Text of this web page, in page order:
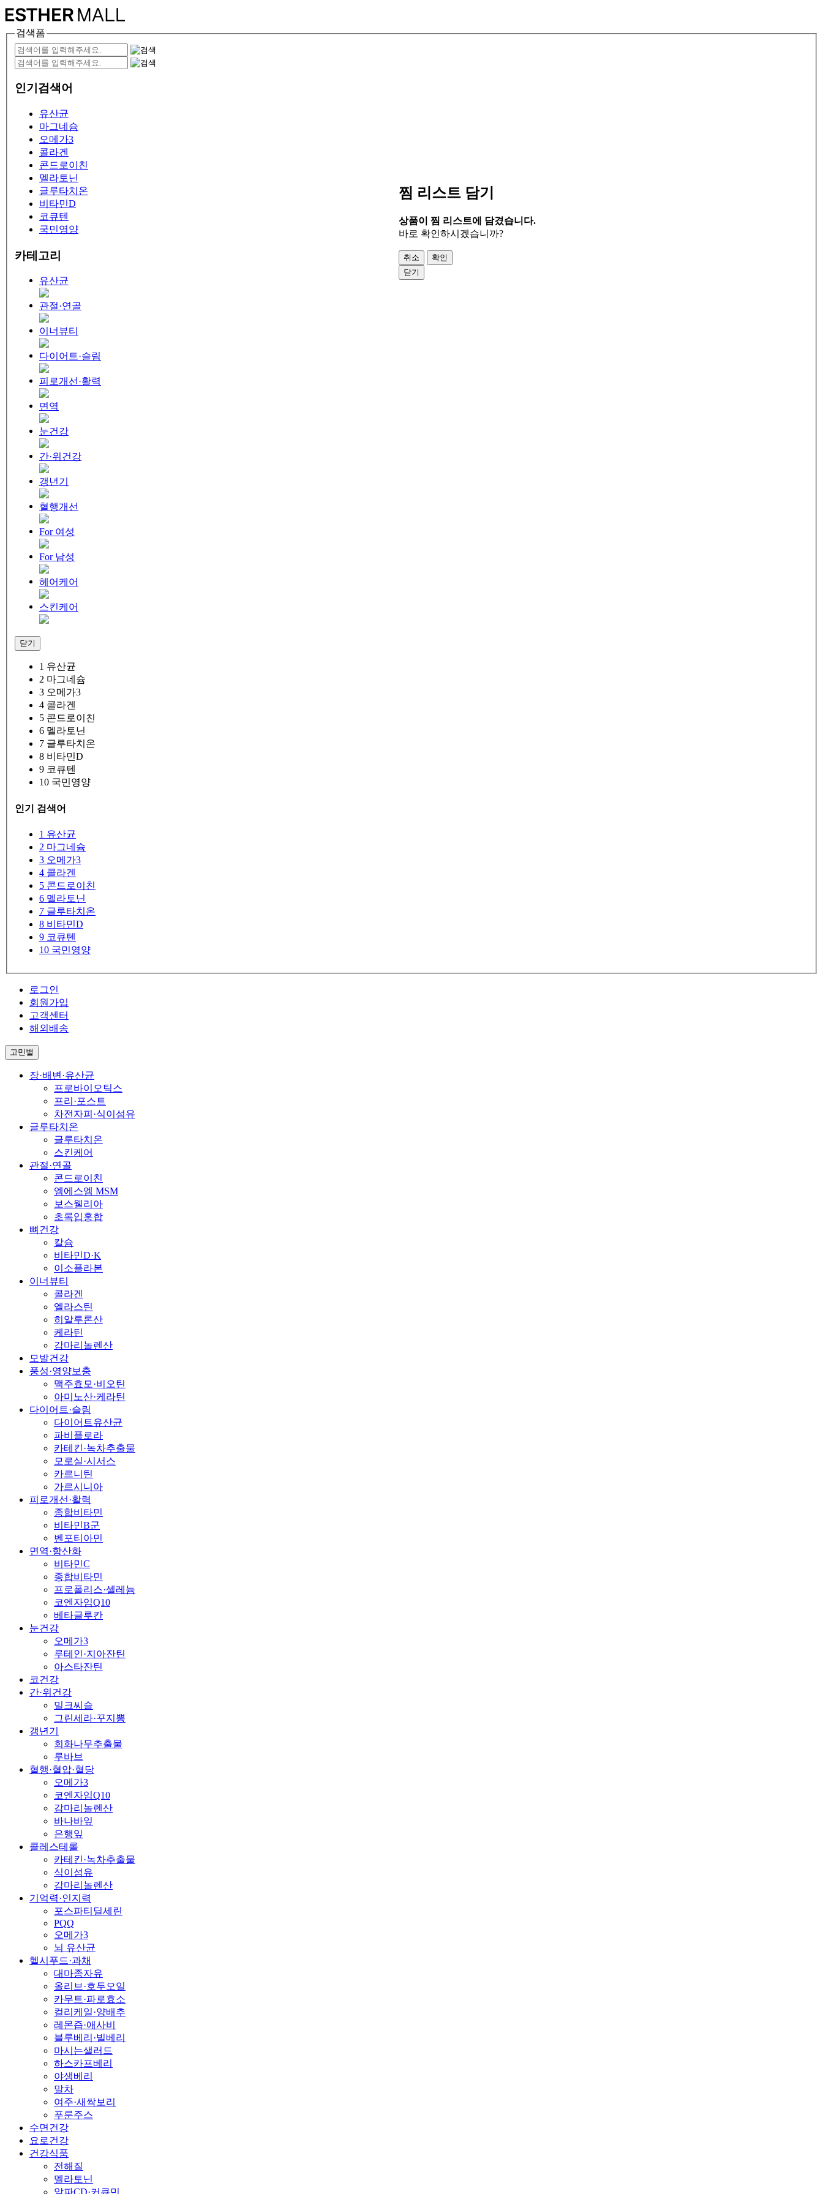
검색폼
인기검색어
유산균
마그네슘
오메가3
콜라겐
콘드로이친
멜라토닌
글루타치온
비타민D
코큐텐
국민영양
카테고리
유산균
관절·연골
이너뷰티
다이어트·슬림
피로개선·활력
면역
눈건강
간·위건강
갱년기
혈행개선
For 여성
For 남성
헤어케어
스킨케어
닫기
1 유산균
2 마그네슘
3 오메가3
4 콜라겐
5 콘드로이친
6 멜라토닌
7 글루타치온
8 비타민D
9 코큐텐
10 국민영양
인기 검색어
1 유산균
2 마그네슘
3 오메가3
4 콜라겐
5 콘드로이친
6 멜라토닌
7 글루타치온
8 비타민D
9 코큐텐
10 국민영양
로그인
회원가입
고객센터
해외배송
고민별
장·배변·유산균
프로바이오틱스
프리·포스트
차전자피·식이섬유
글루타치온
글루타치온
스킨케어
관절·연골
콘드로이친
엠에스엠 MSM
보스웰리아
초록입홍합
뼈건강
칼슘
비타민D·K
이소플라본
이너뷰티
콜라겐
엘라스틴
히알루론산
케라틴
감마리놀렌산
모발건강
풍성·영양보충
맥주효모·비오틴
아미노산·케라틴
다이어트·슬림
다이어트유산균
파비플로라
카테킨·녹차추출물
모로실·시서스
카르니틴
가르시니아
피로개선·활력
종합비타민
비타민B군
벤포티아민
면역·항산화
비타민C
종합비타민
프로폴리스·셀레늄
코엔자임Q10
베타글루칸
눈건강
오메가3
루테인·지아잔틴
아스타잔틴
코건강
간·위건강
밀크씨슬
그린세라·꾸지뽕
갱년기
회화나무추출물
루바브
혈행·혈압·혈당
오메가3
코엔자임Q10
감마리놀렌산
바나바잎
은행잎
콜레스테롤
카테킨·녹차추출물
식이섬유
감마리놀렌산
기억력·인지력
포스파티딜세린
PQQ
오메가3
뇌 유산균
헬시푸드·과채
대마종자유
올리브·호두오일
카무트·파로효소
컬리케일·양배추
레몬즙·애사비
블루베리·빌베리
마시는샐러드
하스카프베리
야생베리
말차
여주·새싹보리
푸룬주스
수면건강
요로건강
건강식품
전해질
멜라토닌
알파CD·커큐민
찜 리스트 담기
상품이 찜 리스트에 담겼습니다.
바로 확인하시겠습니까?
취소
확인
닫기